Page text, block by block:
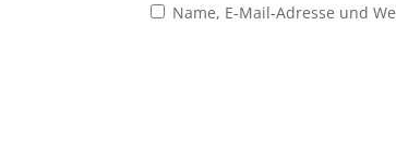
Name, E-Mail-Adresse und